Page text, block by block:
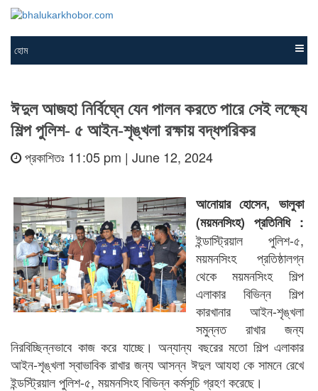
হোম
ঈদুল আজহা নির্বিঘ্নে যেন পালন করতে পারে সেই লক্ষ্যে
শিল্প পুলিশ- ৫ আইন-শৃঙ্খলা রক্ষায় বদ্ধপরিকর
প্রকাশিতঃ 11:05 pm | June 12, 2024
আনোয়ার হোসেন, ভালুকা
(ময়মনসিংহ) প্রতিনিধি :
ইন্ডাস্ট্রিয়াল পুলিশ-৫,
ময়মনসিংহ প্রতিষ্ঠালগ্ন
থেকে ময়মনসিংহ শিল্প
এলাকার বিভিন্ন শিল্প
কারখানার আইন-শৃঙ্খলা
সমুন্নত রাখার জন্য
নিরবিচ্ছিন্নভাবে কাজ করে যাচ্ছে। অন্যান্য বছরের মতো শিল্প এলাকার
আইন-শৃঙ্খলা স্বাভাবিক রাখার জন্য আসন্ন ঈদুল আযহা কে সামনে রেখে
ইন্ডস্ট্রিয়াল পুলিশ-৫, ময়মনসিংহ বিভিন্ন কর্মসূচি গ্রহণ করেছে।